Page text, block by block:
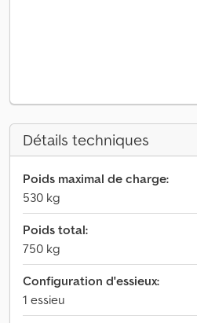
Détails techniques
Poids maximal de charge:
530 kg
Poids total:
750 kg
Configuration d'essieux:
1 essieu